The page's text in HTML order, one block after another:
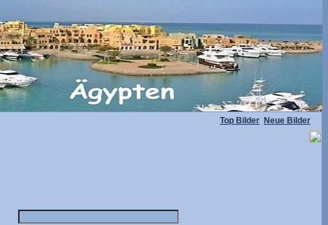
Top Bilder Neue Bilder